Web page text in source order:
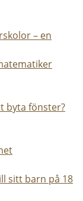
– en
byta fönster?
sitt barn på 18